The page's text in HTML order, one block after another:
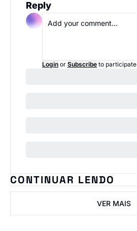
Reply
Login or Subscribe to participate
CONTINUAR LENDO
VER MAIS